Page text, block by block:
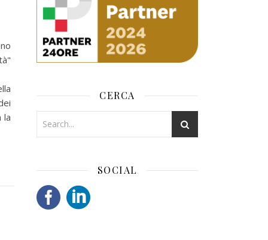
la
CERCA
SOCIAL